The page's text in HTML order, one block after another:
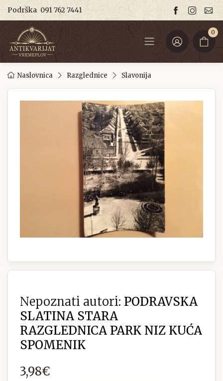
Podrška 091 762 7441
0
Naslovnica Razglednice Slavonija
Nepoznati autori: PODRAVSKA
SLATINA STARA
RAZGLEDNICA PARK NIZ KUĆA
SPOMENIK
3,98€